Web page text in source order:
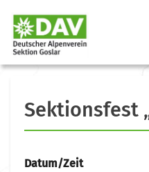
Sektionsfest
Datum/Zeit